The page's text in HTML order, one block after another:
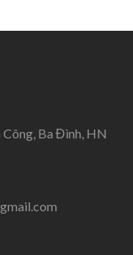
Ba Đình, HN